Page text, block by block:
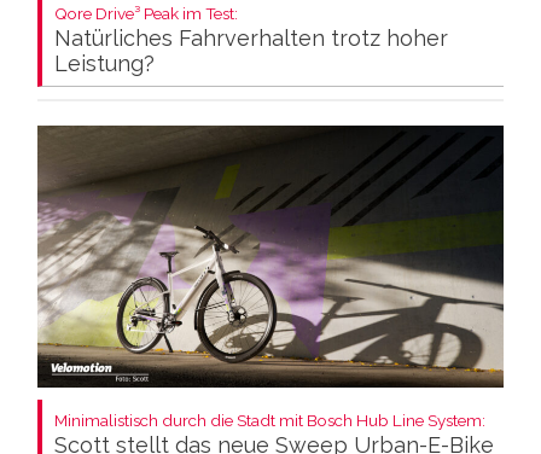
Qore Drive³ Peak im Test:
Natürliches Fahrverhalten trotz hoher
Leistung?
Minimalistisch durch die Stadt mit Bosch Hub Line System:
Scott stellt das neue Sweep Urban-E-Bike